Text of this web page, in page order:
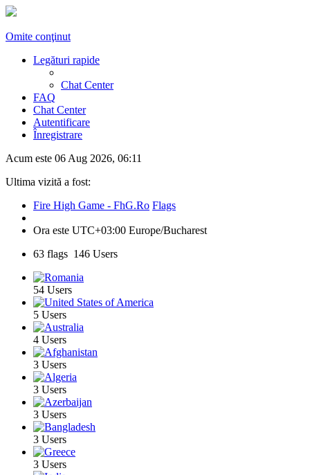
Omite conţinut
Legături rapide
Chat Center
FAQ
Chat Center
Autentificare
Înregistrare
Acum este 06 Aug 2026, 06:11
Ultima vizită a fost:
Fire High Game - FhG.Ro Flags
Ora este UTC+03:00 Europe/Bucharest
63 flags 146 Users
54 Users
5 Users
4 Users
3 Users
3 Users
3 Users
3 Users
3 Users